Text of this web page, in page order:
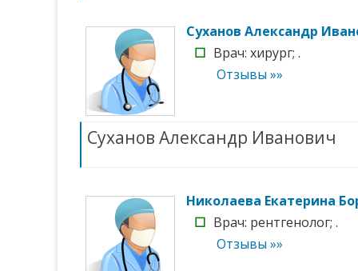
Суханов Александр
☐ Врач: хирург; .
Отзывы »»
Суханов Александр Иванович
Николаева Екатерина
☐ Врач: рентгенолог; .
Отзывы »»